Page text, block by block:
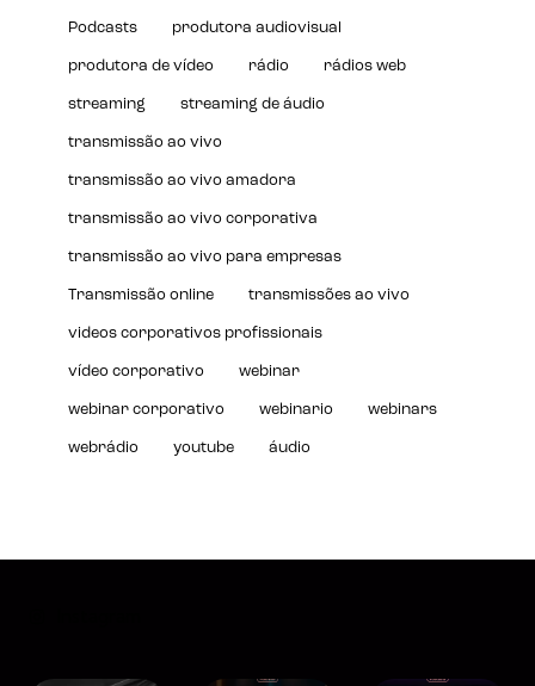
Podcasts produtora audiovisual
produtora de vídeo rádio rádios web
streaming streaming de áudio
transmissão ao vivo
transmissão ao vivo amadora
transmissão ao vivo corporativa
transmissão ao vivo para empresas
Transmissão online transmissões ao vivo
videos corporativos profissionais
vídeo corporativo webinar
webinar corporativo webinario webinars
webrádio youtube áudio